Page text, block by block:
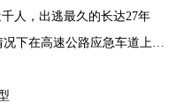
人，出逃最久的长达27年
公路应急车道上违法停车的机动车